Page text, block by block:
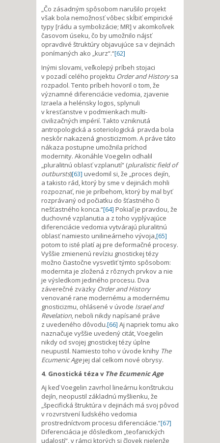
„Čo zásadným spôsobom narušilo projekt
však bola nemožnosť vôbec skĺbiť empirické
typy [rádu a symbolizácie; MR] v akomkoľvek
časovom úseku, čo by umožnilo nájsť
opravdivé štruktúry objavujúce sa v dejinách
ponímaných ako „kurz“.“[62]
Inými slovami, veľkolepý príbeh stojaci
v pozadí celého projektu Order and Historysa
rozpadol. Tento príbeh hovoril o tom, že
významné diferenciácie vedomia, zjavenie
Izraela a helénsky logos, splynuli
v kresťanstve v podmienkach multi-
civilizačných impérií. Takto vzniknutá
antropologická a soteriologická pravda bola
neskôr nakazená gnosticizmom. A práve táto
nákaza postupne umožnila príchod
modernity. Akonáhle Voegelin odhalil
„pluralitnú oblasť vzplanutí“ (pluralistic field of
outbursts)[63] uvedomil si, že „proces dejín,
a takisto rád, ktorý by sme v dejinách mohli
rozpoznať, nie je príbehom, ktorý by mal byť
rozprávaný od počiatku do šťastného či
nešťastného konca.“[64] Pokiaľ je pravdou, že
duchovné vzplanutia a z toho vyplývajúce
diferenciácie vedomia vytvárajú pluralitnú
oblasť namiesto unilineárneho vývoja, [65]
potom to isté platí aj pre deformačné procesy.
Vyššie zmienenú revíziu gnostickej tézy
možno čiastočne vysvetliť týmto spôsobom:
modernita je zložená z rôznych prvkov a nie
je výsledkom jediného procesu. Dva
záverečné zväzky Order and History
venované rane modernému a modernému
gnosticizmu, ohlásené v úvode Israel and
Revelation , neboli nikdy napísané práve
z uvedeného dôvodu.[66] Aj napriek tomu ako
naznačuje vyššie uvedený citát, Voegelin
nikdy od svojej gnostickej tézy úplne
neupustil. Namiesto toho v úvode knihy The
Ecumenic Agejej dal celkom nové obrysy.
4. Gnostická téza v The Ecumenic Age
Aj keď Voegelin zavrhol lineárnu konštrukciu
dejín, neopustil základnú myšlienku, že
„špecifická štruktúra v dejinách má svoj pôvod
v rozvrstvení ľudského vedomia
prostredníctvom procesu diferenciácie.“[67]
Diferenciácia je dôsledkom „teofanických
udalostí“, v rámci ktorých si človek nielenže